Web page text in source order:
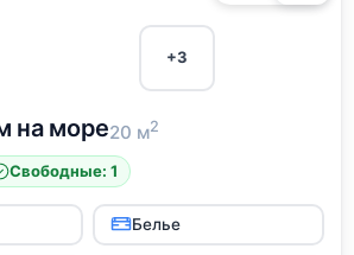
+3
на море20 м2
Свободные: 1
Белье